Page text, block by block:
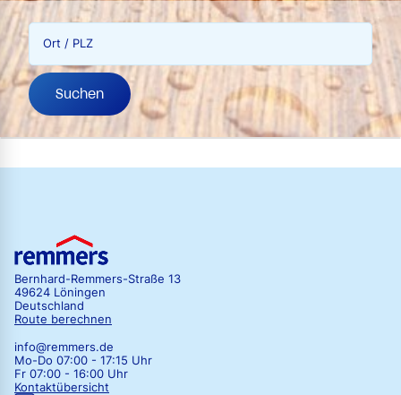
Ort / PLZ
Suchen
Bernhard-Remmers-Straße 13
49624 Löningen
Deutschland
Route berechnen
info@remmers.de
Mo-Do 07:00 - 17:15 Uhr
Fr 07:00 - 16:00 Uhr
Kontaktübersicht